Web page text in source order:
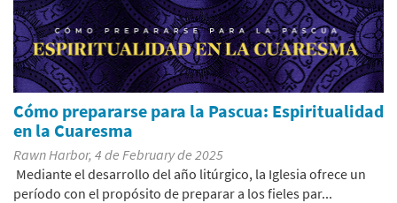
Cómo prepararse para la Pascua: Espiritualidad
en la Cuaresma
Rawn Harbor, 4 de February de 2025
Mediante el desarrollo del año litúrgico, la Iglesia ofrece un
período con el propósito de preparar a los fieles par...